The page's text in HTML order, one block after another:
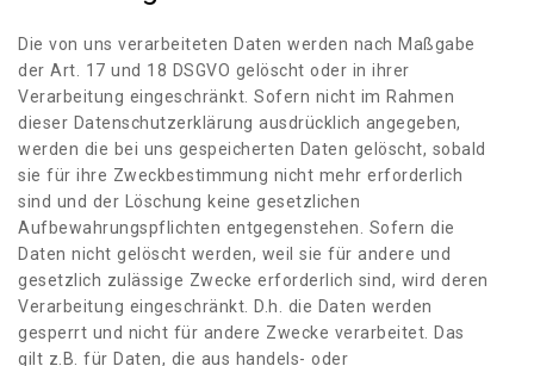
Die von uns verarbeiteten Daten werden nach Maßgabe
der Art. 17 und 18 DSGVO gelöscht oder in ihrer
Verarbeitung eingeschränkt. Sofern nicht im Rahmen
dieser Datenschutzerklärung ausdrücklich angegeben,
werden die bei uns gespeicherten Daten gelöscht, sobald
sie für ihre Zweckbestimmung nicht mehr erforderlich
sind und der Löschung keine gesetzlichen
Aufbewahrungspflichten entgegenstehen. Sofern die
Daten nicht gelöscht werden, weil sie für andere und
gesetzlich zulässige Zwecke erforderlich sind, wird deren
Verarbeitung eingeschränkt. D.h. die Daten werden
gesperrt und nicht für andere Zwecke verarbeitet. Das
gilt z.B. für Daten, die aus handels- oder